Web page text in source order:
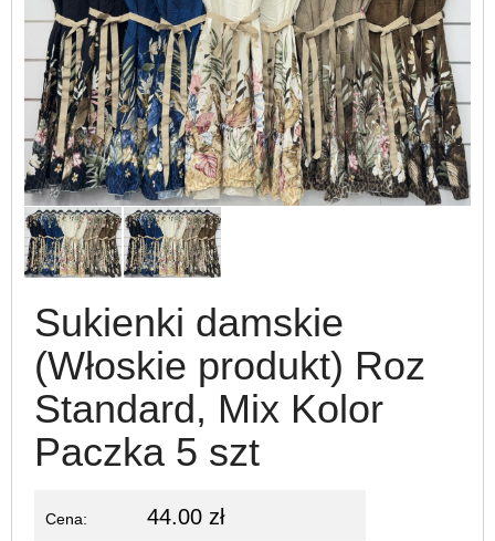
Sukienki damskie
(Włoskie produkt) Roz
Standard, Mix Kolor
Paczka 5 szt
Cena: 44.00 zł